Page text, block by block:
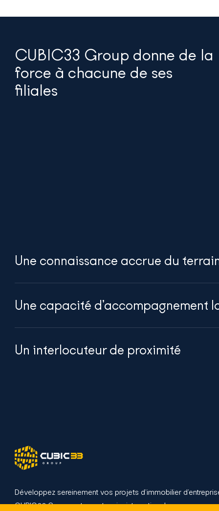
CUBIC33 Group donne de la
force à chacune de ses
filiales
Une connaissance accrue du
Une capacité d’accompagnement
Un interlocuteur de proximité
Développez sereinement vos projets d’immobilier
CUBIC33 Group, votre partenaire international.